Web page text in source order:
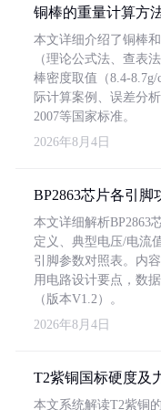
铜棒的重量计算方
本文详细介绍了铜棒
（理论公式法、查表
棒密度取值（8.4-
际计算案例、误差分
2007等国家标准。
2026年8月4日
BP2863芯片各引脚
本文详细解析BP2863
定义、典型电压/电流
引脚参数对照表。内
用电路设计要点，数
（版本V1.2）。
2026年8月4日
T2紫铜国标硬度及
本文系统解读T2紫铜